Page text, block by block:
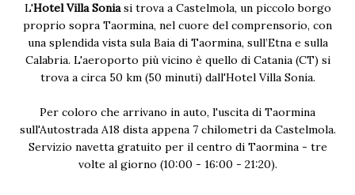
L'Hotel Villa Soniasi trova a Castelmola, un piccolo borgo
proprio sopra Taormina, nel cuore del comprensorio, con
una splendida vista sula Baia di Taormina, sull’Etna e sulla
Calabria. L'aeroporto più vicino è quello di Catania (CT) si
trova a circa 50 km (50 minuti) dall'Hotel Villa Sonia.
Per coloro che arrivano in auto, l'uscita di Taormina
sull'Autostrada A18 dista appena 7 chilometri da Castelmola.
Servizio navetta gratuito per il centro di Taormina - tre
volte al giorno (10:00 - 16:00 - 21:20).